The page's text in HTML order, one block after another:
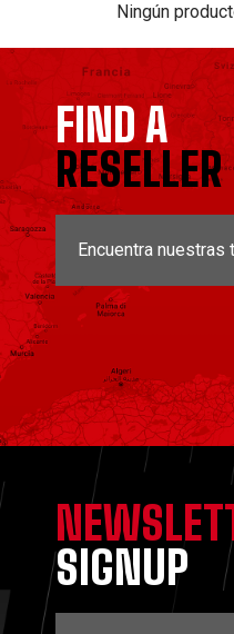
Ningún
FIND A
RESELLER
Encuentra nuestras
SIGNUP